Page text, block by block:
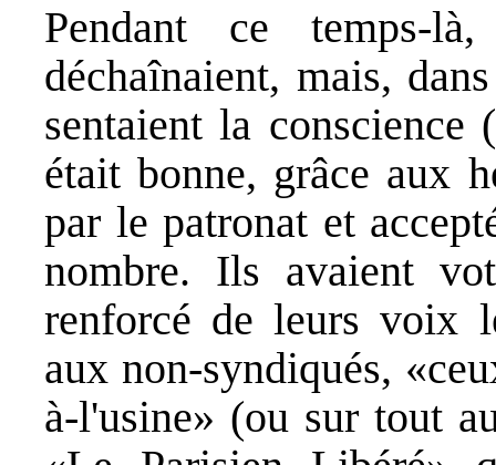
Pendant ce temps-
déchaînaient, mais,
sentaient la
était bonne, grâce aux
par le patronat et
nombre. Ils avaient
renforcé de leurs voix
aux non-syndiqués,
à-l'usine» (ou sur tout